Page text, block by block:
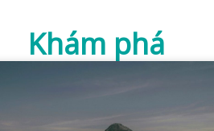
Khám phá